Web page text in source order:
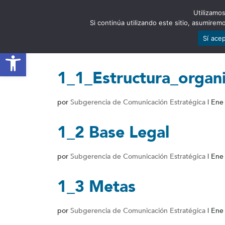
Abrir barra de herramientas
por Subgerencia de Comunicación Estratégica |
1_2 Base Legal
por Subgerencia de Comunicación Estratégica |
1_3 Metas
por Subgerencia de Comunicación Estratégica |
Si continúa utilizando este sitio,
Sí